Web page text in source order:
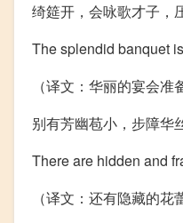
绮筵开，会咏歌才子，
The splendid banquet
（译文：华丽的宴会
别有芳幽苞小，步障华
There are hidden and
（译文：还有隐藏的